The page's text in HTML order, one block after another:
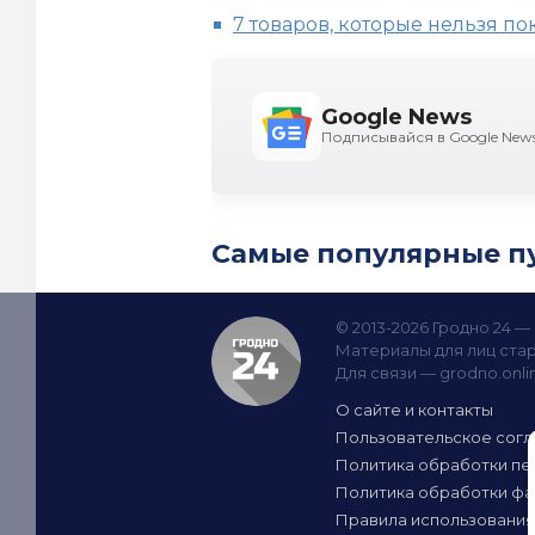
7 товаров, которые нельзя
Google News
Подписывайся в Google
Самые популярные
© 2013-2026 Гродно 24
Материалы для лиц
Для связи —
О сайте и контакты
Пользовательское
Политика обработки
Политика обработки
Правила